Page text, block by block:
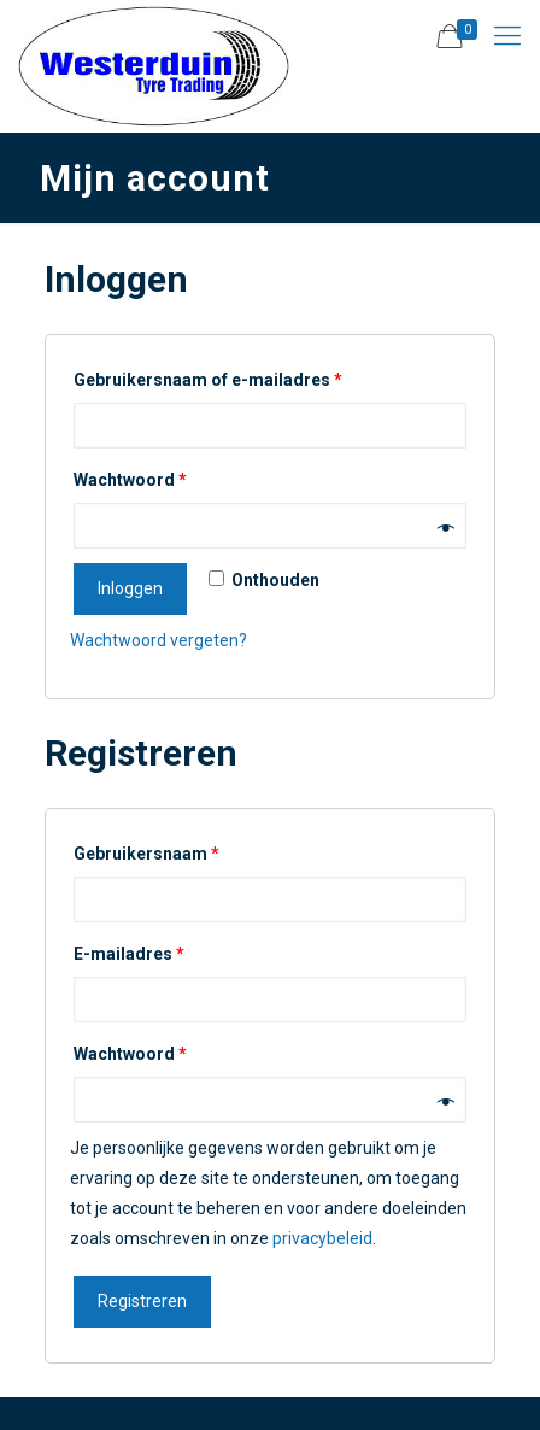
0
Mijn account
Inloggen
Gebruikersnaam of e-mailadres *
Wachtwoord *
Onthouden
Inloggen
Wachtwoord vergeten?
Registreren
Gebruikersnaam *
E-mailadres *
Wachtwoord *
Je persoonlijke gegevens worden gebruikt om je
ervaring op deze site te ondersteunen, om toegang
tot je account te beheren en voor andere doeleinden
zoals omschreven in onze privacybeleid
Registreren